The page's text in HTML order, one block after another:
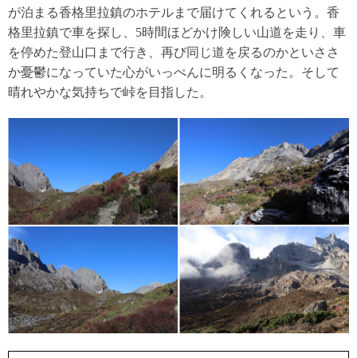
が泊まる香格里拉鎮のホテルまで届けてくれるという。香
格里拉鎮で車を探し、5時間ほどかけ険しい山道を走り、車
を停めた登山口まで行き、再び同じ道を戻るのかといささ
か憂鬱になっていた心がいっぺんに明るくなった。そして
晴れやかな気持ちで峠を目指した。